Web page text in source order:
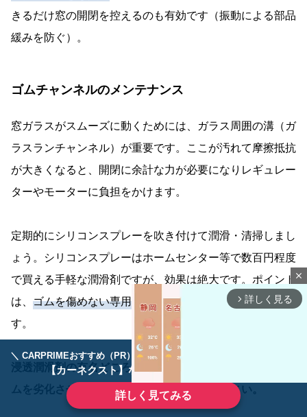
＼ CARPRIMEおすすめ（PR） ／ディーラーで手放すのはもったいない！
【カーネクスト】ならどんなクルマも高価買取
詳しく見てみる
きるだけ窓の開閉を控えるのも有効です（振動による部品
緩みを防ぐ）。
ゴムチャンネルのメンテナンス
窓ガラスがスムーズに動くためには、ガラス周囲の溝（ガ
ラスランチャンネル）が重要です。ここが汚れて摩擦抵抗
が大きくなると、開閉に余計な力が必要になりレギュレー
ターやモーターに負担をかけます。
定期的にシリコンスプレーを吹き付けて潤滑・清掃しまし
ょう。シリコンスプレーはホームセンター等で数百円程度
で買える手軽な潤滑剤ですが、効果は絶大です。ポイント
は、 ゴムを傷めない専用のシリコン系潤滑剤
を使うことで
す。
浸透潤滑剤の有名どころ（いわゆる「クレ556」等）はゴ
ムを劣化させベタつきを残すので避けてください。
close
arrow_forward_ios 詳しく見る